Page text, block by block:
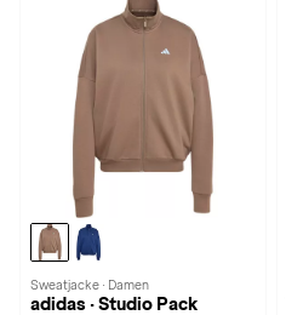
Sweatjacke · Damen
adidas · Studio Pack